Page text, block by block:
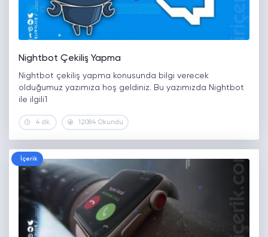
Nightbot Çekiliş Yapma
Nightbot çekiliş yapma konusunda bilgi verecek
olduğumuz yazımıza hoş geldiniz. Bu yazımızda Nightbot
ile ilgili1
4 dk. 12084 Okundu
İçerik